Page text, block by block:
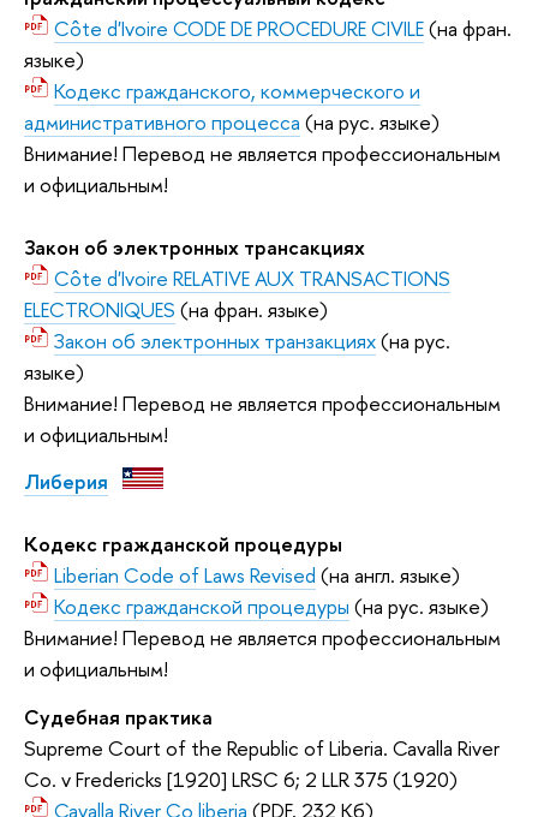
Côte d'Ivoire CODE DE PROCEDURE CIVILE(на фран.
языке)
Кодекс гражданского, коммерческого и
административного процесса (на рус. языке)
Внимание! Перевод не является профессиональным
и официальным!
Закон об электронных трансакциях
Côte d'Ivoire RELATIVE AUX TRANSACTIONS
ELECTRONIQUES (на фран. языке)
Закон об электронных транзакциях(на рус.
языке)
Внимание! Перевод не является профессиональным
и официальным!
Либерия
Кодекс гражданской процедуры
Liberian Code of Laws Revised (на англ. языке)
Кодекс гражданской процедуры (на рус. языке)
Внимание! Перевод не является профессиональным
и официальным!
Судебная практика
Supreme Court of the Republic of Liberia. Cavalla River
Co. v Fredericks [1920] LRSC 6; 2 LLR 375 (1920)
Cavalla River Co liberia (PDF, 232 Кб)